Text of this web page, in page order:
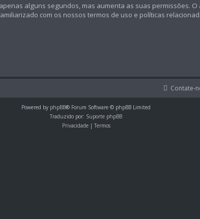
alguns segundos, mas aumenta as suas permissões.
com os nossos termos de uso e políticas
Contate-
Powered by phpBB® Forum Software © phpBB Limited
Traduzido por: Suporte phpBB
Privacidade| Termos